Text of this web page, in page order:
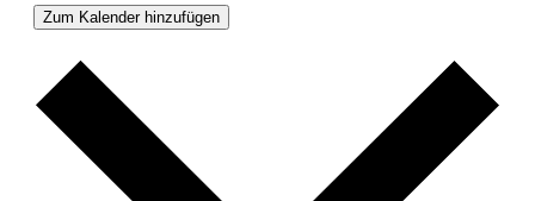
Zum Kalender hinzufügen